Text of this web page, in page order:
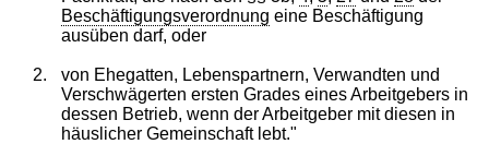
Beschäftigungsverordnung eine Beschäftigung
ausüben darf, oder
2.
von Ehegatten, Lebenspartnern, Verwandten und
Verschwägerten ersten Grades eines Arbeitgebers in
dessen Betrieb, wenn der Arbeitgeber mit diesen in
häuslicher Gemeinschaft lebt."